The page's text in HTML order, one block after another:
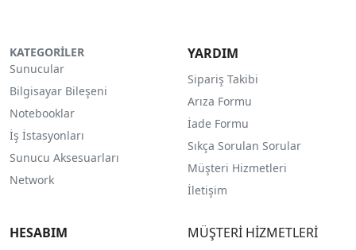
KATEGORİLER
Sunucular
Bilgisayar Bileşeni
Notebooklar
İş İstasyonları
Sunucu Aksesuarları
Network
YARDIM
Sipariş Takibi
Arıza Formu
İade Formu
Sıkça Sorulan Sorular
Müşteri Hizmetleri
İletişim
HESABIM MÜŞTERİ HİZMETLERİ